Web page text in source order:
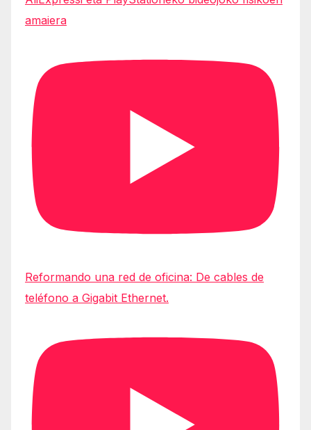
amaiera
Reformando una red de oficina: De cables de
teléfono a Gigabit Ethernet.